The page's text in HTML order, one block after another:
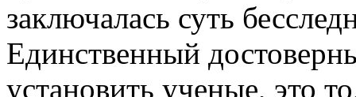
заключалась суть
Единственный
установить ученые, это